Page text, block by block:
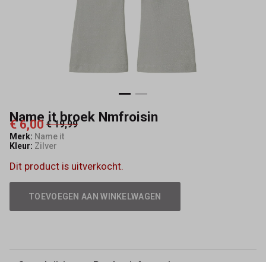
Name it broek Nmfroisin
€ 6,00 € 19,99
Merk: Name it
Kleur: Zilver
Dit product is uitverkocht.
TOEVOEGEN AAN WINKELWAGEN